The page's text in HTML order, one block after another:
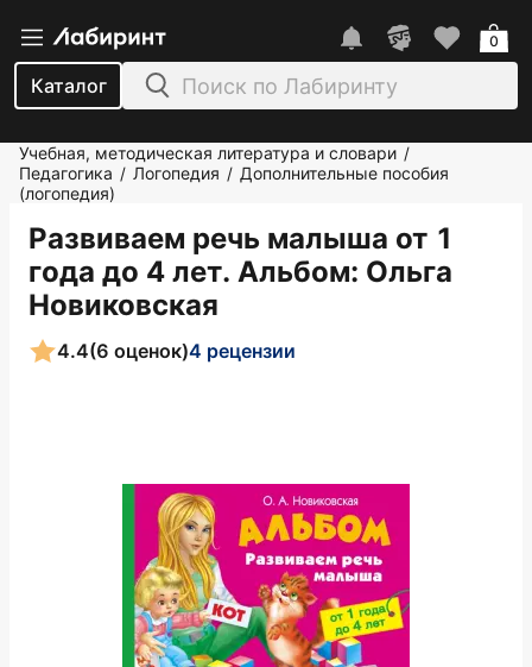
Каталог
0
Учебная, методическая литература и словари /
Педагогика / Логопедия / Дополнительные пособия
(логопедия)
Развиваем речь малыша от 1
года до 4 лет. Альбом: Ольга
Новиковская
4.4(6 оценок)4 рецензии